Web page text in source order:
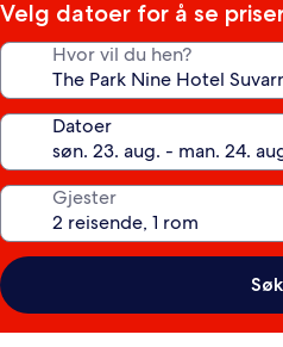
Velg datoer for å se
Hvor vil du hen?
Datoer
Gjester
Søk